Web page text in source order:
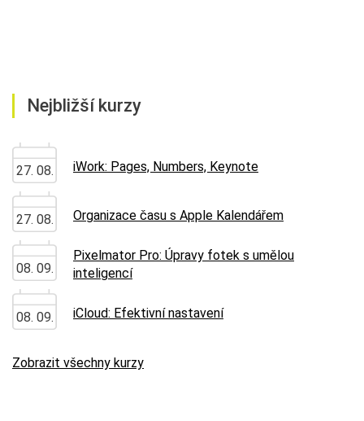
Nejbližší kurzy
27. 08. iWork: Pages, Numbers, Keynote
27. 08. Organizace času s Apple Kalendářem
08. 09.
Pixelmator Pro: Úpravy fotek s umělou
inteligencí
08. 09. iCloud: Efektivní nastavení
Zobrazit všechny kurzy